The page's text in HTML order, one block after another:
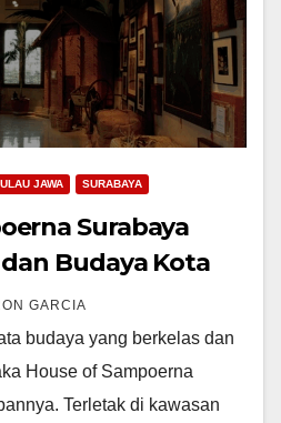
JAWA SURABAYA
Surabaya
Budaya Kota
GARCIA
budaya yang berkelas dan
House of Sampoerna
Terletak di kawasan